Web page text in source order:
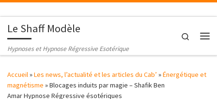
Le Shaff Modèle
Hypnoses et Hypnose Régressive Esotérique
Search
Accueil»Les news, l’actualité et les articles du Cab’ »Énergétique et
magnétisme »Blocages induits par magie – Shafik Ben
Amar Hypnose Régressive ésotériques